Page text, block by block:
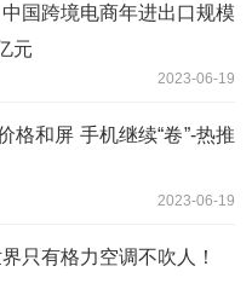
国跨境电商年进出口规模
元
2023-06-19
格和屏 手机继续“卷”-热推
2023-06-19
只有格力空调不吹人！